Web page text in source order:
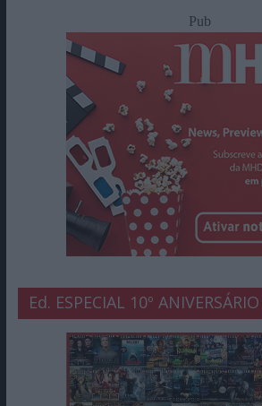
Pub
Ed. ESPECIAL 10º ANIVERSÁRIO